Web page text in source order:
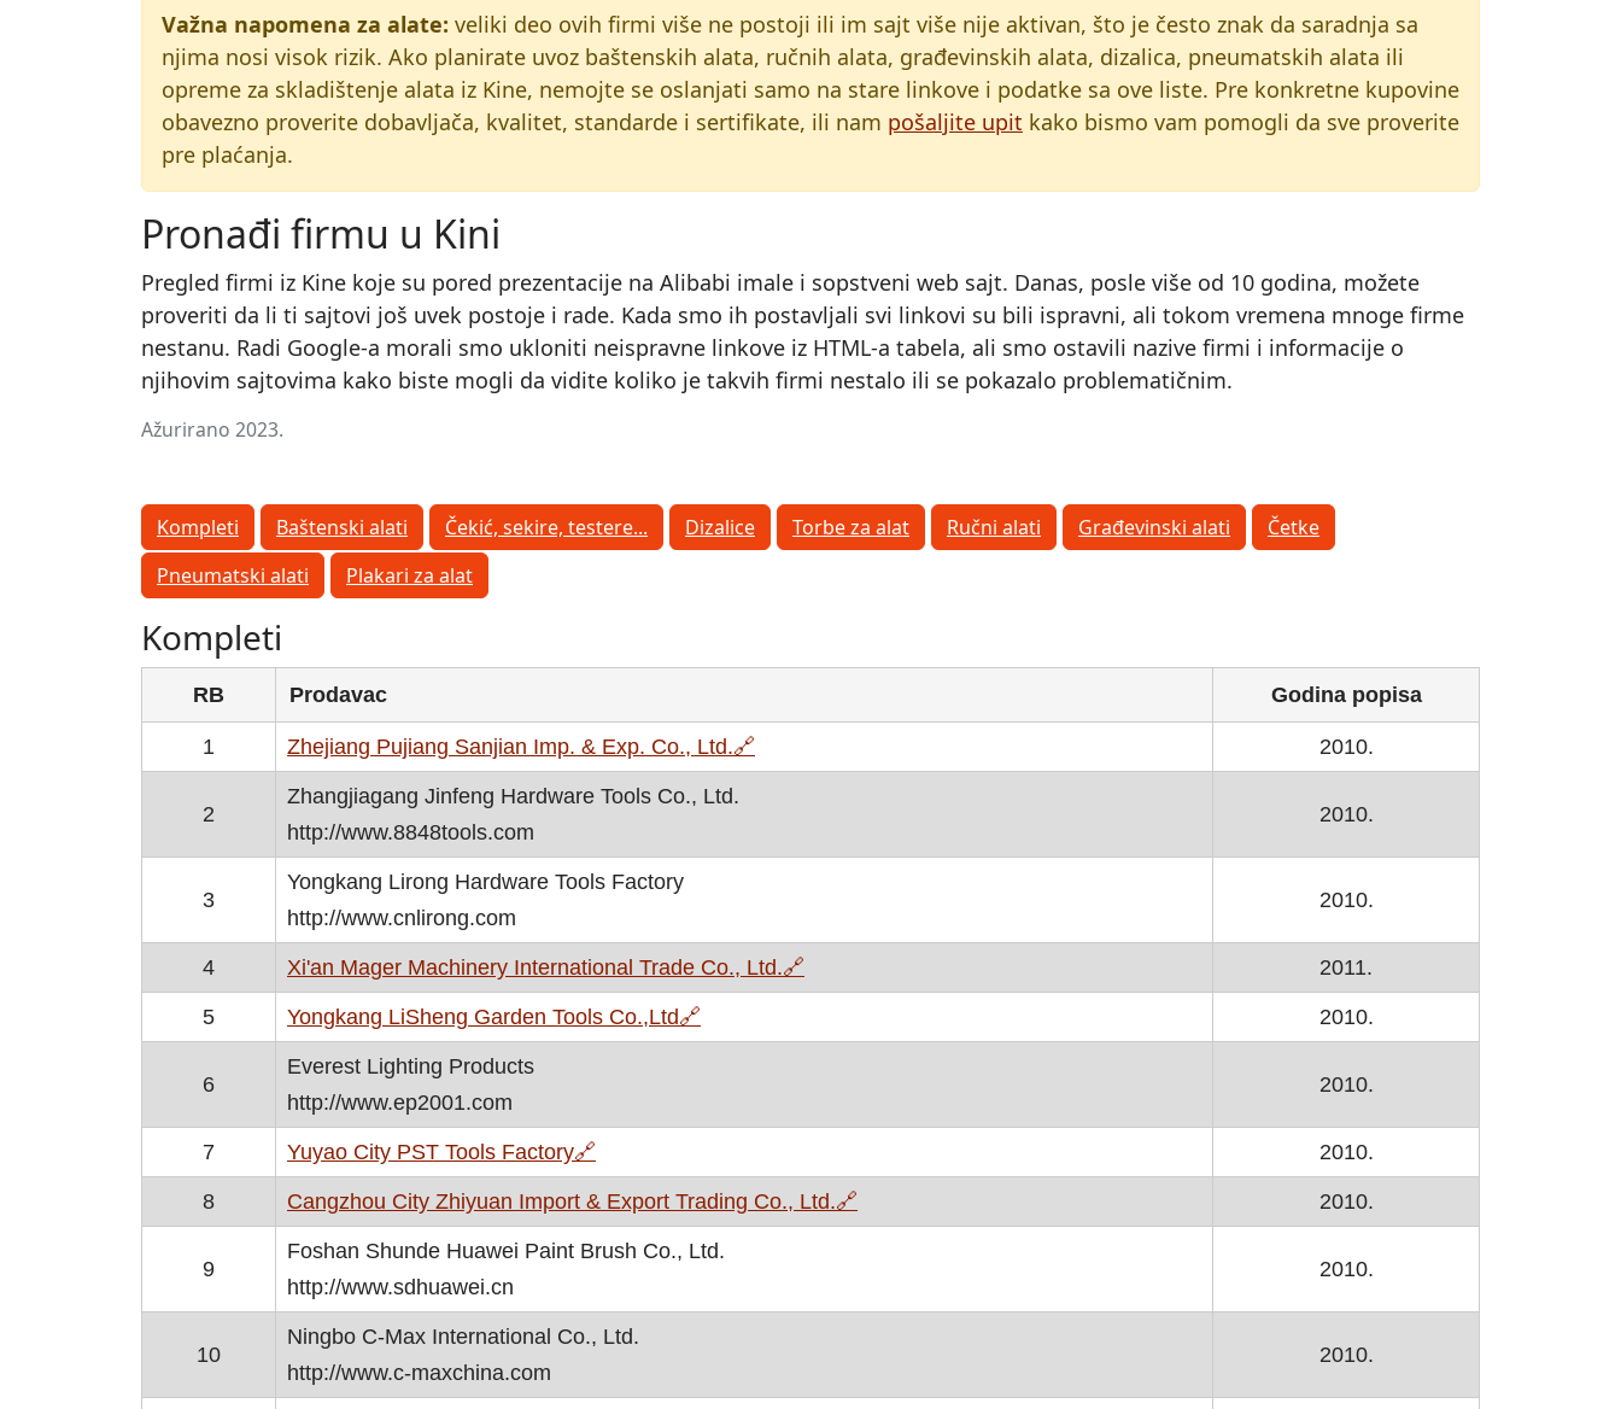
Važna napomena za alate: veliki deo ovih firmi više ne postoji ili im sajt više nije aktivan, što je često znak da saradnja sa
njima nosi visok rizik. Ako planirate uvoz baštenskih alata, ručnih alata, građevinskih alata, dizalica, pneumatskih alata ili
opreme za skladištenje alata iz Kine, nemojte se oslanjati samo na stare linkove i podatke sa ove liste. Pre konkretne kupovine
obavezno proverite dobavljača, kvalitet, standarde i sertifikate, ili nam pošaljite upit kako bismo vam pomogli da sve proverite
pre plaćanja.
Pronađi firmu u Kini
Pregled firmi iz Kine koje su pored prezentacije na Alibabi imale i sopstveni web sajt. Danas, posle više od 10 godina, možete
proveriti da li ti sajtovi još uvek postoje i rade. Kada smo ih postavljali svi linkovi su bili ispravni, ali tokom vremena mnoge firme
nestanu. Radi Google-a morali smo ukloniti neispravne linkove iz HTML-a tabela, ali smo ostavili nazive firmi i informacije o
njihovim sajtovima kako biste mogli da vidite koliko je takvih firmi nestalo ili se pokazalo problematičnim.
Ažurirano 2023.
Kompleti Baštenski alati Čekić, sekire, testere... Dizalice Torbe za alat Ručni alati Građevinski alati
Četke
Pneumatski alati
Plakari za alat
Kompleti
RB Prodavac Godina popisa
1 Zhejiang Pujiang Sanjian Imp. & Exp. Co., Ltd.🔗 2010.
2
Zhangjiagang Jinfeng Hardware Tools Co., Ltd.
http://www.8848tools.com
2010.
3
Yongkang Lirong Hardware Tools Factory
http://www.cnlirong.com
2010.
4 Xi'an Mager Machinery International Trade Co., Ltd.🔗 2011.
5 Yongkang LiSheng Garden Tools Co.,Ltd🔗 2010.
6
Everest Lighting Products
http://www.ep2001.com
2010.
7 Yuyao City PST Tools Factory🔗 2010.
8 Cangzhou City Zhiyuan Import & Export Trading Co., Ltd.🔗 2010.
9
Foshan Shunde Huawei Paint Brush Co., Ltd.
http://www.sdhuawei.cn
2010.
10
Ningbo C-Max International Co., Ltd.
http://www.c-maxchina.com
2010.